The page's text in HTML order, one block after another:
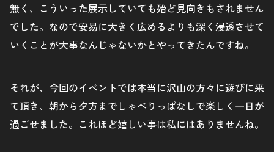
無く、こういった展示していても殆ど見向きもされません
でした。なので安易に大きく広めるよりも深く浸透させて
いくことが大事なんじゃないかとやってきたんですね。
それが、今回のイベントでは本当に沢山の方々に遊びに来
て頂き、朝から夕方までしゃべりっぱなしで楽しく一日が
過ごせました。これほど嬉しい事は私にはありませんね。